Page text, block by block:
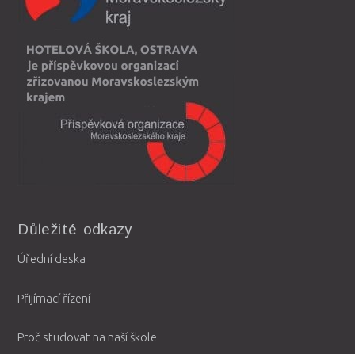
Důležité odkazy
Úřední deska
Přijímací řízení
Proč studovat na naší škole